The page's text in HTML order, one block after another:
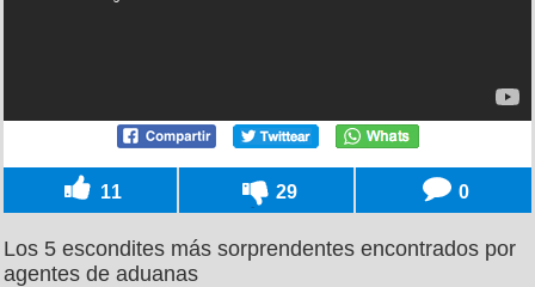
11 29 0
Los 5 escondites más sorprendentes encontrados por
agentes de aduanas